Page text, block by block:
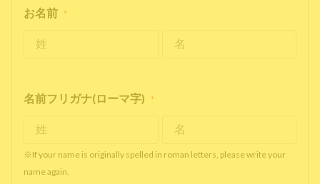
お名前 *
名前フリガナ(ローマ字) *
※If your name is originally spelled in roman letters, please write your
name again.